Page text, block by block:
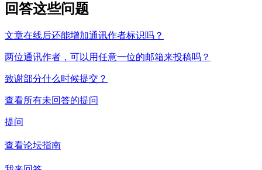
回答这些问题
文章在线后还能增加通讯作者标识吗？
两位通讯作者，可以用任意一位的邮箱来投稿吗？
致谢部分什么时候提交？
查看所有未回答的提问
提问
查看论坛指南